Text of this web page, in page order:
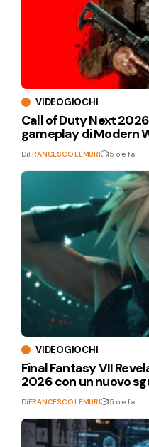
VIDEOGIOCHI
Call of Duty Next
gameplay di Modern
DiFRANCESCO LEMURI 15 ore fa
VIDEOGIOCHI
Final Fantasy VII
2026 con un nuovo
DiFRANCESCO LEMURI 15 ore fa